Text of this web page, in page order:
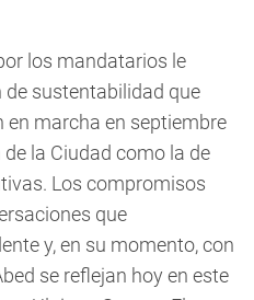
los mandatarios le
sustentabilidad que
marcha en septiembre
la Ciudad como la de
Los compromisos
que
y, en su momento, con
se reflejan hoy en este